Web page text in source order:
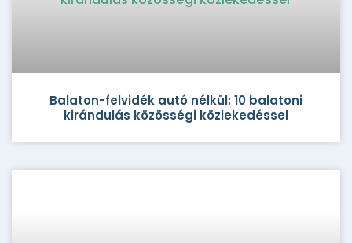
Balaton-felvidék autó nélkül: 10 balatoni
kirándulás közösségi közlekedéssel